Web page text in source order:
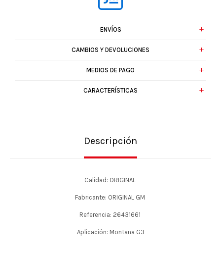
ENVÍOS
CAMBIOS Y DEVOLUCIONES
MEDIOS DE PAGO
CARACTERÍSTICAS
Descripción
Calidad: ORIGINAL
Fabricante: ORIGINAL GM
Referencia: 26431661
Aplicación: Montana G3